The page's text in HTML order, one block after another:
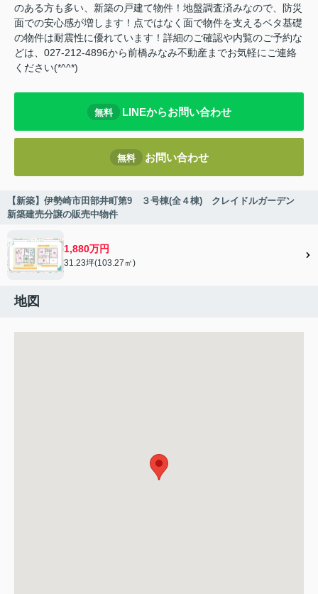
のある方も多い、新築の戸建て物件！地盤調査済みなので、防災
面での安心感が増します！点ではなく面で物件を支えるベタ基礎
の物件は耐震性に優れています！詳細のご確認や内覧のご予約な
どは、027-212-4896から前橋みなみ不動産までお気軽にご連絡
ください(*^^*)
無料 LINEからお問い合わせ
無料 お問い合わせ
【新築】伊勢崎市田部井町第9 ３号棟(全４棟) クレイドルガーデン
新築建売分譲の販売中物件
1,880万円
31.23坪(103.27㎡)
地図